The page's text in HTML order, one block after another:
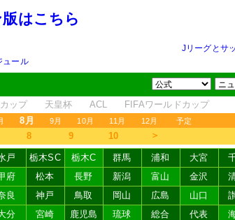
はこちら
Jリーグとサ
ュール
ップ 天皇杯 ACL FIFAワールドカップ
8月 9月 10月 11月 12月 予定
8 9 10 ＞
戸 栃木SC 栃木C 群馬 浦和 大宮
府 松本 長野 新潟 富山 金沢
良 神戸 鳥取 岡山 広島 山口
分 宮崎 鹿児島 琉球 総合 代表